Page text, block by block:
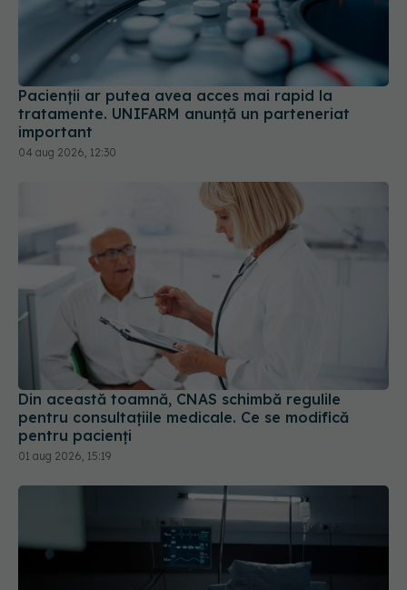
Pacienții ar putea avea acces mai rapid la
tratamente. UNIFARM anunță un parteneriat
important
04 aug 2026, 12:30
Din această toamnă, CNAS schimbă regulile
pentru consultațiile medicale. Ce se modifică
pentru pacienți
01 aug 2026, 15:19